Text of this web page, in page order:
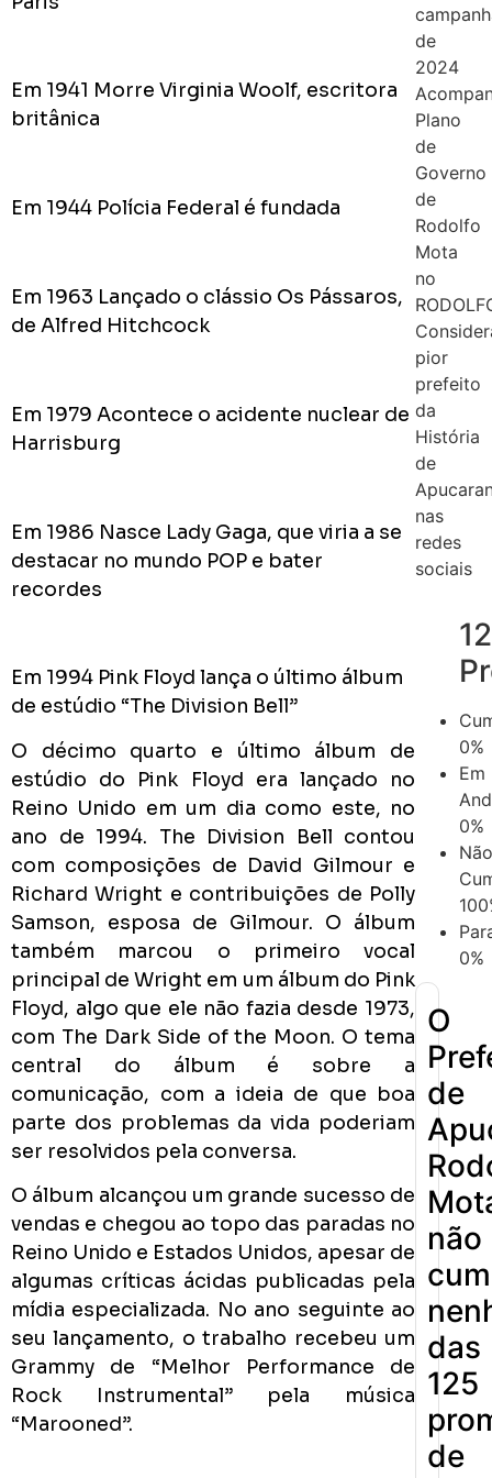
Em 1941 Morre Virginia Woolf, escritora
britânica
Em 1944 Polícia Federal é fundada
Em 1963 Lançado o clássio Os Pássaros,
de Alfred Hitchcock
Em 1979 Acontece o acidente nuclear de
Harrisburg
Em 1986 Nasce Lady Gaga, que viria a se
destacar no mundo POP e bater
recordes
Em 1994 Pink Floyd lança o último álbum
de estúdio “The Division Bell”
O décimo quarto e último álbum de
estúdio do Pink Floyd era lançado no
Reino Unido em um dia como este, no
ano de 1994. The Division Bell contou
com composições de David Gilmour e
Richard Wright e contribuições de Polly
Samson, esposa de Gilmour. O álbum
também marcou o primeiro vocal
principal de Wright em um álbum do Pink
Floyd, algo que ele não fazia desde 1973,
com The Dark Side of the Moon. O tema
central do álbum é sobre a
comunicação, com a ideia de que boa
parte dos problemas da vida poderiam
ser resolvidos pela conversa.
O álbum alcançou um grande sucesso de
vendas e chegou ao topo das paradas no
Reino Unido e Estados Unidos, apesar de
algumas críticas ácidas publicadas pela
mídia especializada. No ano seguinte ao
seu lançamento, o trabalho recebeu um
Grammy de “Melhor Performance de
Rock Instrumental” pela música
“Marooned”.
de
2024
Plano
de
Governo
de
Rodolfo
Mota
no
pior
prefeito
da
História
de
nas
redes
sociais
0%
Em
0%
Não
0%
O
de
não
das
125
de